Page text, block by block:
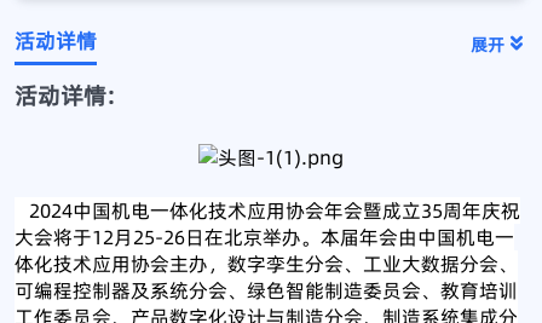
活动详情 展开
活动详情:
2024中国机电一体化技术应用协会年会暨成立35周年庆祝
大会将于12月25-26日在北京举办。本届年会由中国机电一
体化技术应用协会主办，数字孪生分会、工业大数据分会、
可编程控制器及系统分会、绿色智能制造委员会、教育培训
工作委员会、产品数字化设计与制造分会、制造系统集成分